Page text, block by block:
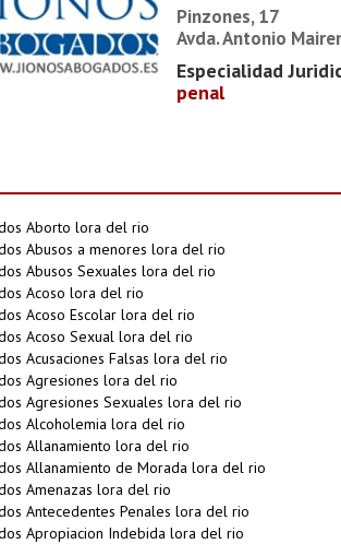
Pinzones, 17
Avda. Antonio
Especialidad
penal
Aborto lora del rio
Abusos a menores lora del rio
Abusos Sexuales lora del rio
Acoso lora del rio
Acoso Escolar lora del rio
Acoso Sexual lora del rio
Acusaciones Falsas lora del rio
Agresiones lora del rio
Agresiones Sexuales lora del rio
Alcoholemia lora del rio
Allanamiento lora del rio
Allanamiento de Morada lora del rio
Amenazas lora del rio
Antecedentes Penales lora del rio
Apropiacion Indebida lora del rio